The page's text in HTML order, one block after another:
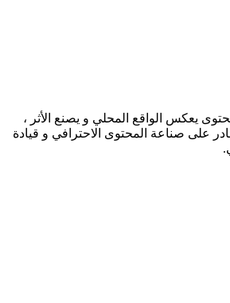
يعكس الواقع المحلي و يصنع الأثر ،
على صناعة المحتوى الاحترافي و قيادة